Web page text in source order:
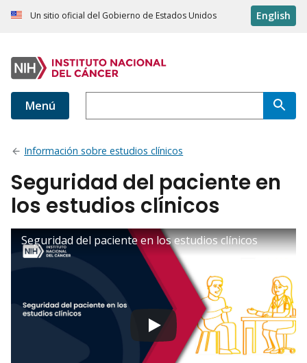
Un sitio oficial del Gobierno de Estados Unidos English
Menú
Información sobre estudios clínicos
Seguridad del paciente en
los estudios clínicos
Seguridad del paciente en los estudios clínicos